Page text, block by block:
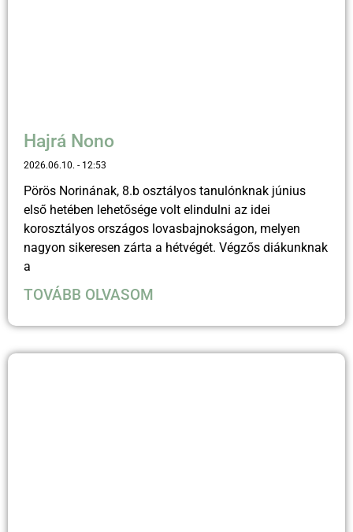
Hajrá Nono
2026.06.10. 12:53
Pörös Norinának, 8.b osztályos tanulónknak június
első hetében lehetősége volt elindulni az idei
korosztályos országos lovasbajnokságon, melyen
nagyon sikeresen zárta a hétvégét. Végzős diákunknak
a
TOVÁBB OLVASOM